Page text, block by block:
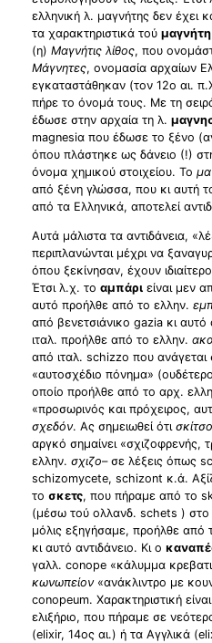
ελληνική λ. μαγνήτης δεν έχει
τα χαρακτηριστικά τού μαγνήτη
(η) Μαγνήτις λίθος, που
Mάγνητες, ονομασία αρχαίων
εγκαταστάθηκαν (τον 12ο αι.
πήρε το όνομά τους. Με τη
έδωσε στην αρχαία τη λ.
magnesiα που έδωσε το ξένο
όπου πλάστηκε ως δάνειο (!)
όνομα χημικού στοιχείου. Το
από ξένη γλώσσα, που κι αυτή
από τα Ελληνικά, αποτελεί
Αυτά μάλιστα τα αντιδάνεια,
περιπλανώνται μέχρι να
όπου ξεκίνησαν, έχουν
Έτσι λ.χ. το αμπάριείναι μεν
αυτό προήλθε από το ελλην.
από βενετσιάνικο gazia κι
ιταλ. προήλθε από το ελλην.
από ιταλ. schizzo που
«αυτοσχέδιο πόνημα»
οποίο προήλθε από το αρχ.
«προσωρινός και πρόχειρος,
σχεδόν. Ας σημειωθεί ότι
αργκό σημαίνει «σχιζοφρενής,
ελλην. σχιζο– σε λέξεις όπως
schizomycete, schizont κ.ά.
το σκετς, που πήραμε από το
(μέσω τού ολλανδ. schets )
μόλις εξηγήσαμε, προήλθε από
κι αυτό αντιδάνειο. Κι ο
γαλλ. conope «κάλυμμα
κωνωπείον«ανάκλιντρο με
conopeum. Χαρακτηριστική
ελιξήριο, που πήραμε σε
(elixir, 14ος αι.) ή τα Αγγλικά